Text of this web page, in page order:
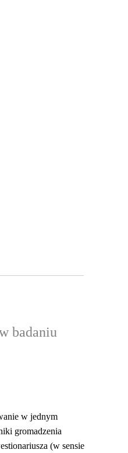
badaniu
w jednym
gromadzenia
(w sensie